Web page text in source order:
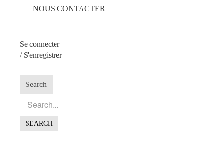
NOUS CONTACTER
Se connecter
/ S'enregistrer
Search